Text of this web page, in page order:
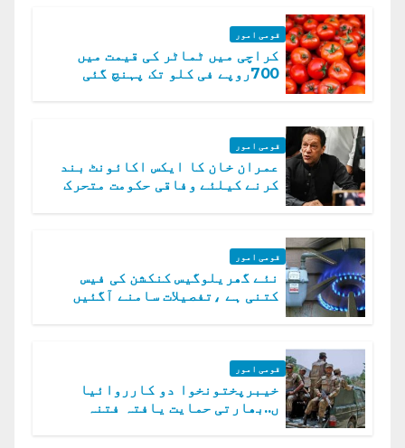
قومی امور
کراچی میں ٹماٹر کی قیمت میں
700روپے فی کلو تک پہنچ گئی
قومی امور
عمران خان کا ایکس اکائونٹ بند
کرنے کیلئے وفاقی حکومت متحرک
قومی امور
نئے گھریلوگیس کنکشن کی فیس
کتنی ہے ،تفصیلات سامنے آگئیں
قومی امور
خیبرپختونخوا دو کارروائیا
ں..بھارتی حمایت یافتہ فتنہ